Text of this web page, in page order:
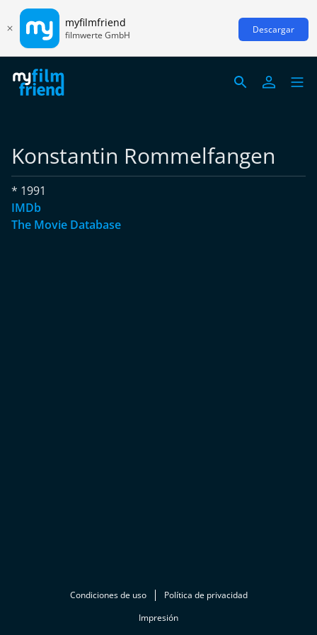
myfilmfriend
filmwerte GmbH Descargar
Konstantin Rommelfangen
* 1991
IMDb
The Movie Database
Condiciones de uso
Política de privacidad
Impresión